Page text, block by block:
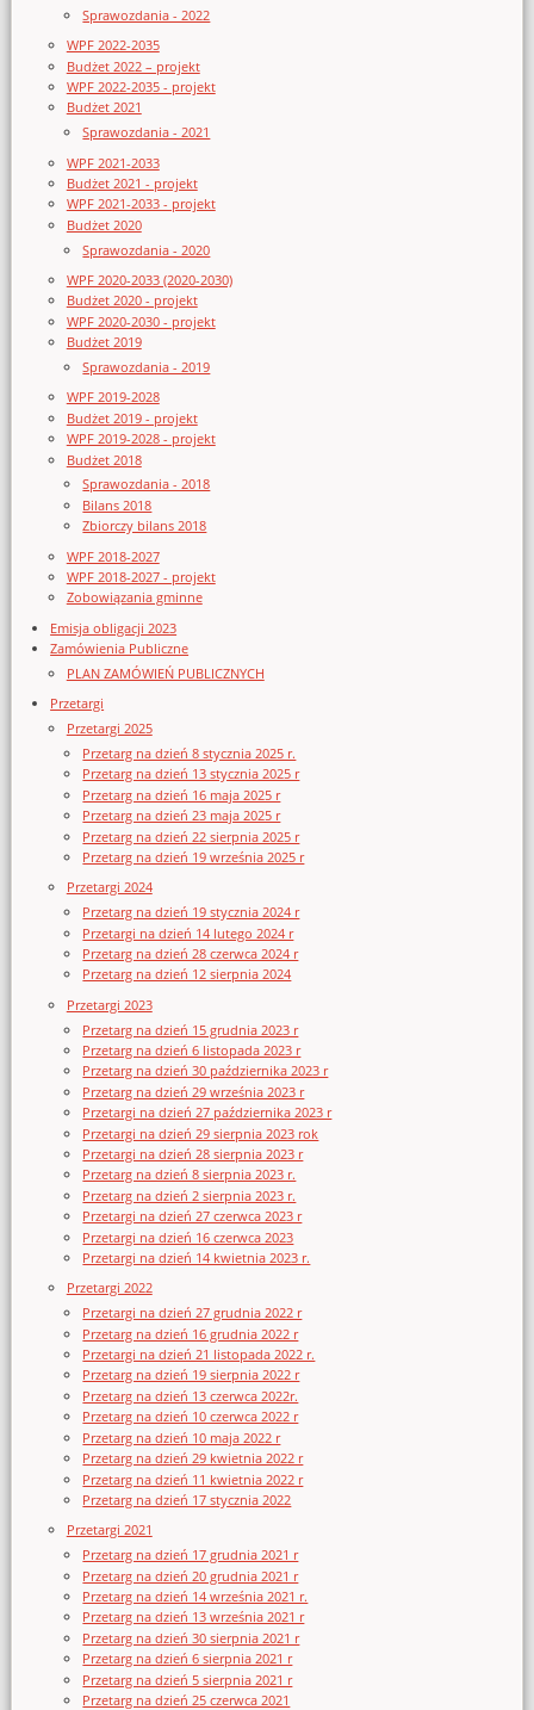
Sprawozdania - 2022
WPF 2022-2035
Budżet 2022 – projekt
WPF 2022-2035 - projekt
Budżet 2021
Sprawozdania - 2021
WPF 2021-2033
Budżet 2021 - projekt
WPF 2021-2033 - projekt
Budżet 2020
Sprawozdania - 2020
WPF 2020-2033 (2020-2030)
Budżet 2020 - projekt
WPF 2020-2030 - projekt
Budżet 2019
Sprawozdania - 2019
WPF 2019-2028
Budżet 2019 - projekt
WPF 2019-2028 - projekt
Budżet 2018
Sprawozdania - 2018
Bilans 2018
Zbiorczy bilans 2018
WPF 2018-2027
WPF 2018-2027 - projekt
Zobowiązania gminne
Emisja obligacji 2023
Zamówienia Publiczne
PLAN ZAMÓWIEŃ PUBLICZNYCH
Przetargi
Przetargi 2025
Przetarg na dzień 8 stycznia 2025 r.
Przetarg na dzień 13 stycznia 2025 r
Przetarg na dzień 16 maja 2025 r
Przetarg na dzień 23 maja 2025 r
Przetarg na dzień 22 sierpnia 2025 r
Przetarg na dzień 19 września 2025 r
Przetargi 2024
Przetarg na dzień 19 stycznia 2024 r
Przetargi na dzień 14 lutego 2024 r
Przetarg na dzień 28 czerwca 2024 r
Przetarg na dzień 12 sierpnia 2024
Przetargi 2023
Przetarg na dzień 15 grudnia 2023 r
Przetarg na dzień 6 listopada 2023 r
Przetarg na dzień 30 października 2023 r
Przetarg na dzień 29 września 2023 r
Przetargi na dzień 27 października 2023 r
Przetargi na dzień 29 sierpnia 2023 rok
Przetargi na dzień 28 sierpnia 2023 r
Przetarg na dzień 8 sierpnia 2023 r.
Przetarg na dzień 2 sierpnia 2023 r.
Przetargi na dzień 27 czerwca 2023 r
Przetargi na dzień 16 czerwca 2023
Przetargi na dzień 14 kwietnia 2023 r.
Przetargi 2022
Przetargi na dzień 27 grudnia 2022 r
Przetarg na dzień 16 grudnia 2022 r
Przetargi na dzień 21 listopada 2022 r.
Przetarg na dzień 19 sierpnia 2022 r
Przetarg na dzień 13 czerwca 2022r.
Przetarg na dzień 10 czerwca 2022 r
Przetarg na dzień 10 maja 2022 r
Przetarg na dzień 29 kwietnia 2022 r
Przetarg na dzień 11 kwietnia 2022 r
Przetarg na dzień 17 stycznia 2022
Przetargi 2021
Przetarg na dzień 17 grudnia 2021 r
Przetarg na dzień 20 grudnia 2021 r
Przetarg na dzień 14 września 2021 r.
Przetarg na dzień 13 września 2021 r
Przetarg na dzień 30 sierpnia 2021 r
Przetarg na dzień 6 sierpnia 2021 r
Przetarg na dzień 5 sierpnia 2021 r
Przetarg na dzień 25 czerwca 2021